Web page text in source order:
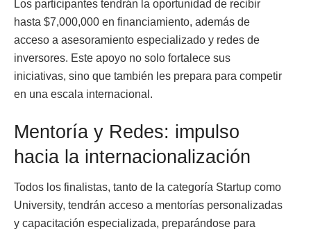
Los participantes tendrán la oportunidad de recibir
hasta $7,000,000 en financiamiento, además de
acceso a asesoramiento especializado y redes de
inversores. Este apoyo no solo fortalece sus
iniciativas, sino que también les prepara para competir
en una escala internacional.
Mentoría y Redes: impulso
hacia la internacionalización
Todos los finalistas, tanto de la categoría Startup como
University, tendrán acceso a mentorías personalizadas
y capacitación especializada, preparándose para